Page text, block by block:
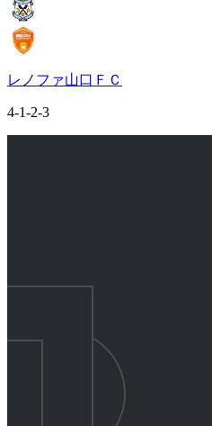
レノファ山口ＦＣ
4-1-2-3